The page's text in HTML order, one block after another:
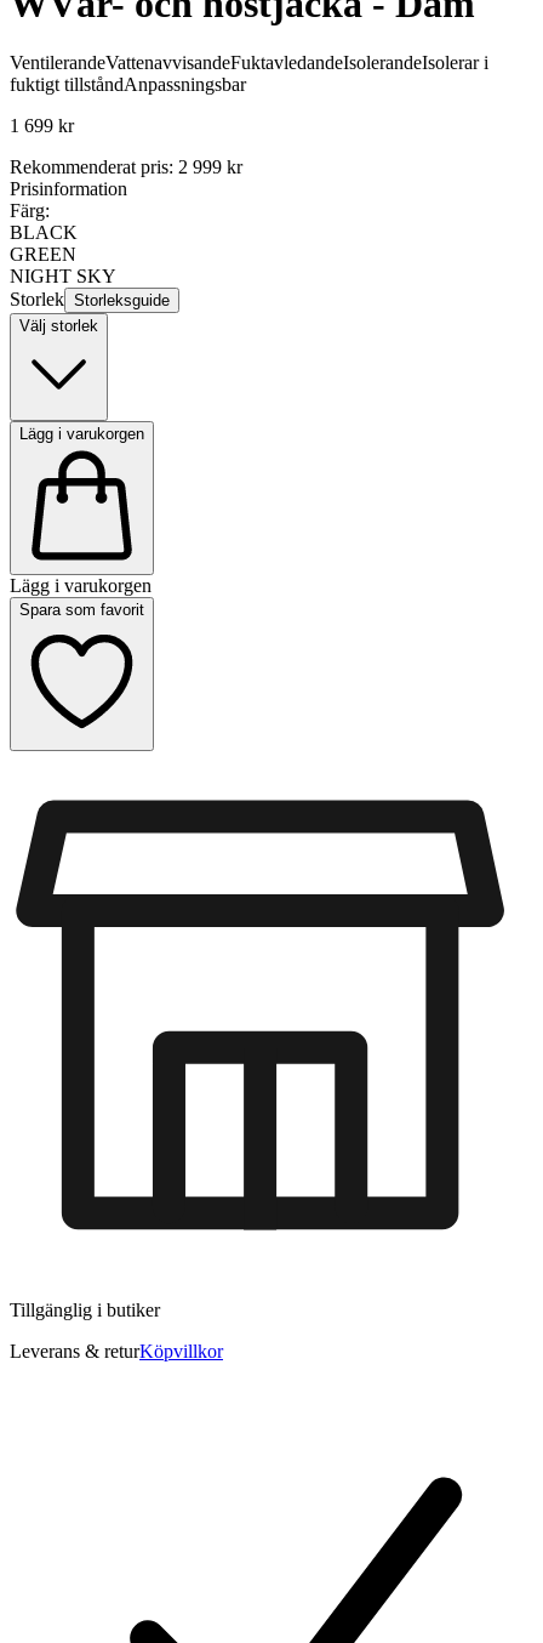
VentilerandeVattenavvisandeFuktavledandeIsolerandeIsolerar i
fuktigt tillståndAnpassningsbar
1 699 kr
Rekommenderat pris: 2 999 kr
Prisinformation
Färg:
BLACK
GREEN
NIGHT SKY
Storlek Storleksguide
Välj storlek
Lägg i varukorgen
Lägg i varukorgen
Spara som favorit
Tillgänglig i butiker
Leverans & returKöpvillkor